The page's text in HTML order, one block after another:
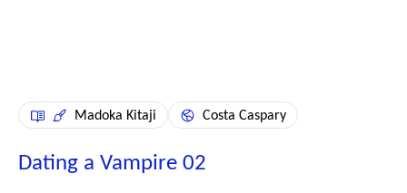
Madoka Kitaji Costa Caspary
Dating a Vampire 02